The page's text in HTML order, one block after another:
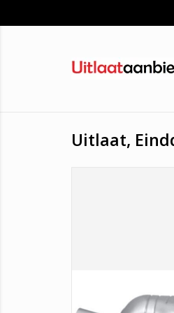
Uitlaat,